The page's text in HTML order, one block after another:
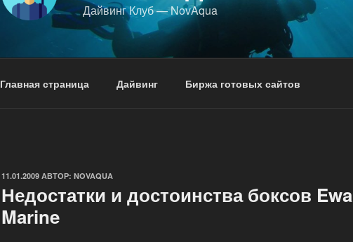
Дайвинг Клуб — NovAqua
Главная страница Дайвинг Биржа готовых сайтов
ОПУБЛИКОВАНО
11.01.2009 АВТОР: NOVAQUA
Недостатки и достоинства боксов Ewa
Marine